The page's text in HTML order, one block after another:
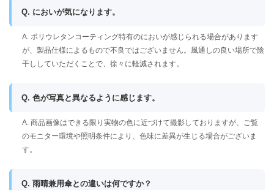
Q. においが気になります。
A. ポリウレタンコーティング特有のにおいが感じられる場合があります
が、製品仕様によるもので不良ではございません。風通しの良い場所で陰
干ししていただくことで、徐々に軽減されます。
Q. 色が写真と異なるように感じます。
A. 商品画像はできる限り実物の色に近づけて撮影しておりますが、ご覧
のモニター環境や照明条件により、色味に差異が生じる場合がございま
す。
Q. 雨晴兼用傘との違いは何ですか？